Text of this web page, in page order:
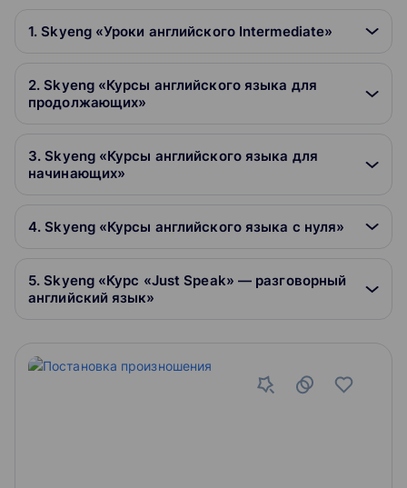
1. Skyeng «Уроки английского Intermediate»
2. Skyeng «Курсы английского языка для
продолжающих»
3. Skyeng «Курсы английского языка для
начинающих»
4. Skyeng «Курсы английского языка с нуля»
5. Skyeng «Курс «Just Speak» — разговорный
английский язык»